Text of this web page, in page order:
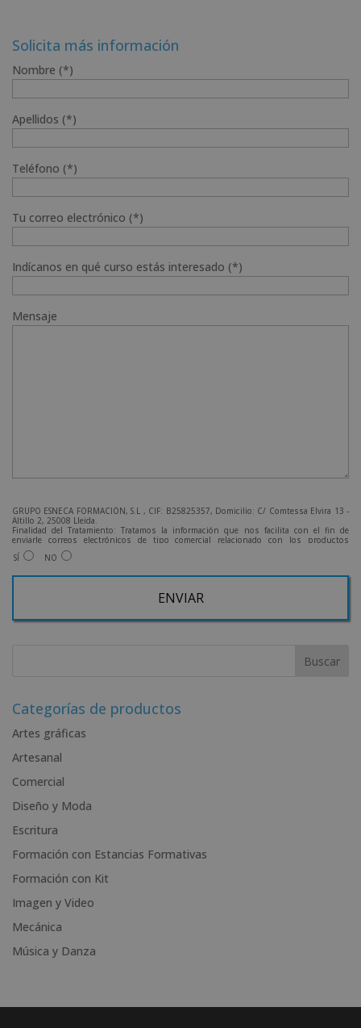
Solicita más información
Nombre (*)
Apellidos (*)
Teléfono (*)
Tu correo electrónico (*)
Indícanos en qué curso estás interesado (*)
Mensaje
GRUPO ESNECA FORMACIÓN, S.L , CIF: B25825357, Domicilio: C/ Comtessa Elvira 13 -
Altillo 2, 25008 Lleida.
Finalidad del Tratamiento: Tratamos la información que nos facilita con el fin de
enviarle correos electrónicos de tipo comercial relacionado con los productos
ofrecidos y otros tipo de productos que fueran de su interés.
Legitimación del tratamiento: Consentimiento del interesado.
a la dirección admin@grupoesneca.com.
Desea recibir información comercial (vía telefónica y/o email):
SÍ NO
r
a
t
i
e
:
Categorías de productos
Artes gráficas
Artesanal
Comercial
Diseño y Moda
Escritura
Formación con Estancias Formativas
Formación con Kit
Imagen y Video
Mecánica
Música y Danza